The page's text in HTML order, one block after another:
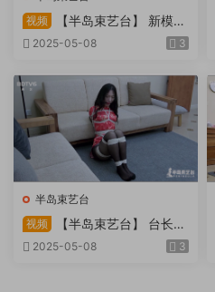
视频
【半岛束艺台】 新模奎
因试镜，宛如阿紫再现
2025-05-08 3
半岛束艺台
视频
【半岛束艺台】 台长不
在的时候
2025-05-08 3